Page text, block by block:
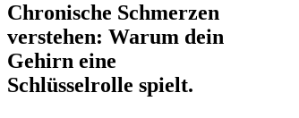
Chronische Schmerzen
verstehen: Warum dein
Gehirn eine
Schlüsselrolle spielt.